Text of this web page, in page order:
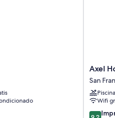
Axel
Hotel
Bilbao
–
Adults
Only
Axel
San
Piscina
Wifi
9.2